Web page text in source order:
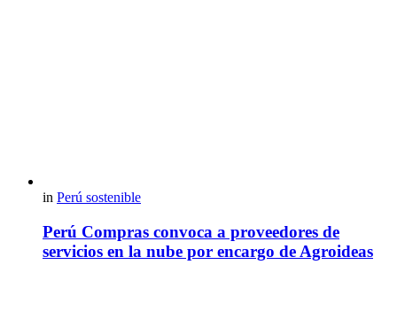
in Perú sostenible
Perú Compras convoca a proveedores de
servicios en la nube por encargo de Agroideas